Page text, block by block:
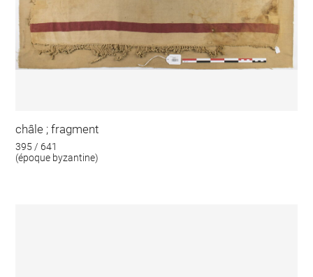
châle ; fragment
395 / 641
(époque byzantine)